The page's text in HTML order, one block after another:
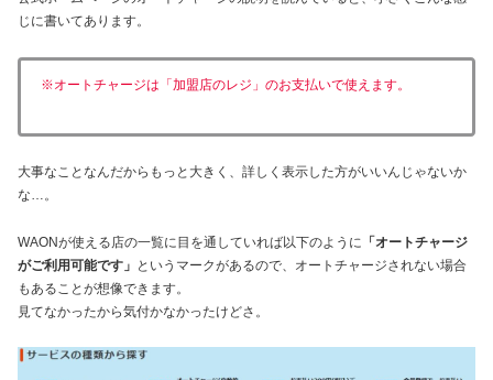
じに書いてあります。
※オートチャージは「加盟店のレジ」のお支払いで使えます。
大事なことなんだからもっと大きく、詳しく表示した方がいいんじゃないか
な…。
WAONが使える店の一覧に目を通していれば以下のように 「オートチャージ
がご利用可能です」 というマークがあるので、オートチャージされない場合
もあることが想像できます。
見てなかったから気付かなかったけどさ。